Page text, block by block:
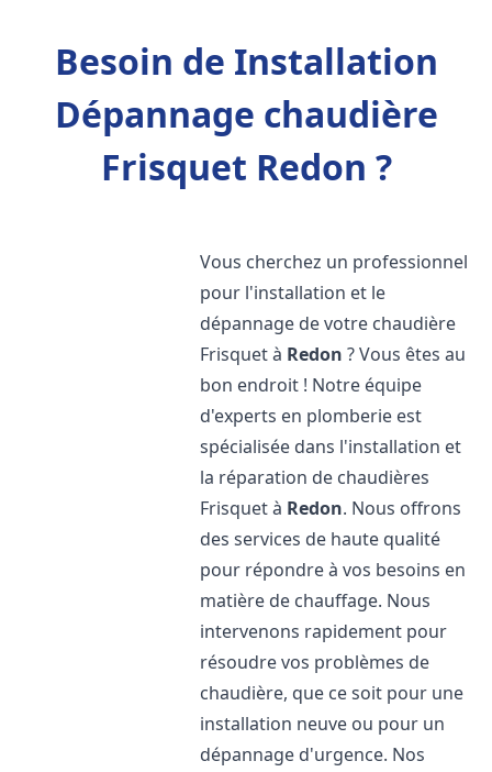
Besoin de Installation
Dépannage chaudière
Frisquet Redon ?
Vous cherchez un professionnel
pour l'installation et le
dépannage de votre chaudière
Frisquet à Redon ? Vous êtes au
bon endroit ! Notre équipe
d'experts en plomberie est
spécialisée dans l'installation et
la réparation de chaudières
Frisquet à Redon. Nous offrons
des services de haute qualité
pour répondre à vos besoins en
matière de chauffage. Nous
intervenons rapidement pour
résoudre vos problèmes de
chaudière, que ce soit pour une
installation neuve ou pour un
dépannage d'urgence. Nos